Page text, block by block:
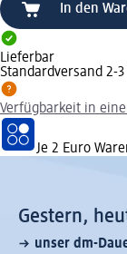
In den
Lieferbar
Standardversand 2-
Verfügbarkeit in
Je 2 Euro
Gestern,
unser dm-